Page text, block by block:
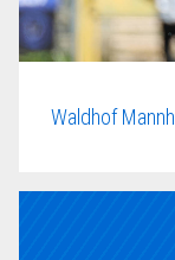
Waldhof